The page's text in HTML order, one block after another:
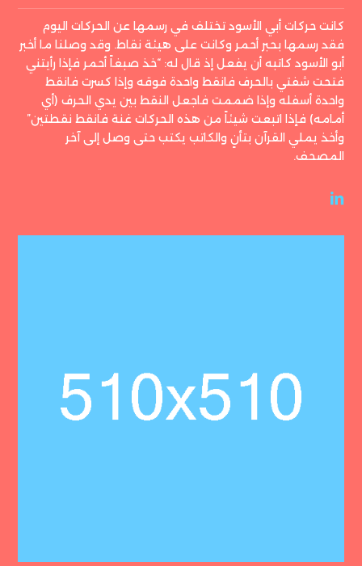
كانت حركات أبي الأسود تختلف في رسمها عن الحركات اليوم
فقد رسمها بحبر أحمر وكانت على هيئة نقاط. وقد وصلنا ما أخبر
أبو الأسود كاتبه أن يفعل إذ قال له: “خذ صبغاً أحمر فإذا رأيتني
فتحت شفتي بالحرف فانقط واحدة فوقه وإذا كسرت فانقط
واحدة أسفله وإذا ضممت فاجعل النقط بين يدي الحرف (أي
أمامه) فإذا اتبعت شيئاً من هذه الحركات غنة فانقط نقطتين”
وأخذ يملي القرآن بتأنٍ والكاتب يكتب حتى وصل إلى آخر
المصحف.